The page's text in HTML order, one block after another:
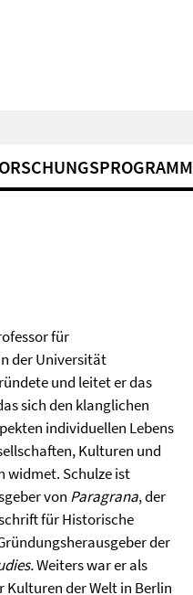
für
der Universität
und leitet er das
sich den klanglichen
individuellen Lebens
Kulturen und
widmet. Schulze ist
von Paragrana, der
für Historische
der
Weiters war er als
Kulturen der Welt in Berlin